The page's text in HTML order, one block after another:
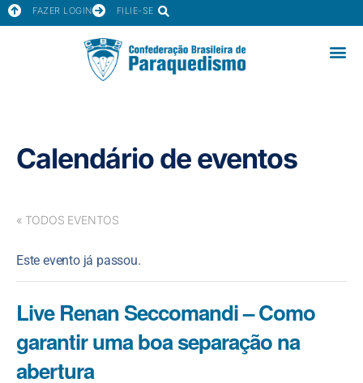
FAZER LOGIN FILIE-SE
Calendário de eventos
« TODOS EVENTOS
Este evento já passou.
Live Renan Seccomandi – Como
garantir uma boa separação na
abertura